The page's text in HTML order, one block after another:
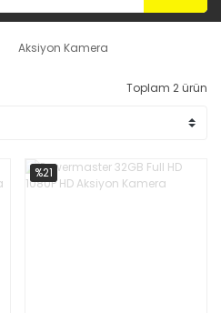
Aksiyon Kamera
Toplam 2 ürün
%21